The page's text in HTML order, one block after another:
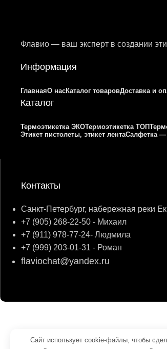
Флавио — ваш эксперт в создании
Информация
ГлавнаяО насКаталог товаровДоставка и
Каталог
Термоэтикетка ЭКОТермоэтикетка ТОП
Этикет пистолеты, этикет лентаСалфетка
Контакты
Санкт-Петербург, набережная реки
+7 (905) 268-22-50 - Михаил
+7 (911) 978-77-24- Людмила
+7 (999) 203-01-31 - Роман
flaviochat@yandex.ru
Сайт использует cookie-файлы, чтобы